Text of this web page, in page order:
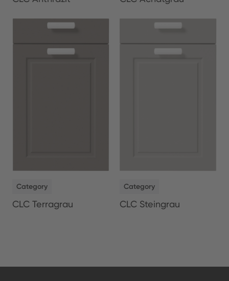
Category
CLC Terragrau
Category
CLC Steingrau